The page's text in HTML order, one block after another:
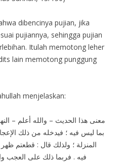
dibencinya pujian, jika
pujiannya, sehingga pujian
Itulah memotong leher
lain memotong punggung
menjelaskan:
معنى هذا الحديث – والله أعلم –
بما ليس فيه ؛ فيدخله من ذلك
المنزلة ؛ ولذلك قال : قطعتم
فيه . فربما ذلك على العجب